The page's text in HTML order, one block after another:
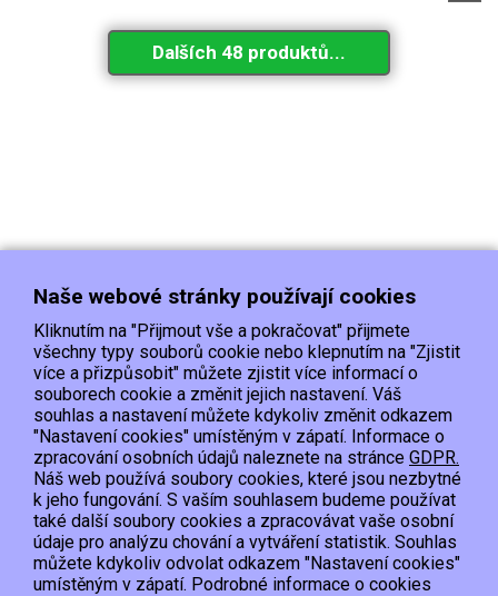
Dalších 48 produktů...
Doprava Platba
Kontakt/Reklamace
Obchodní podmínky
Ochrana os.údajů
EET :Podle zákona o evidenci tržeb je prodávající povinen vystavit kupujícímu
Zároveň je povinen zaevidovat přijatou tržbu u správce daně online; v případě
technického výpadku pak nejpozději do 48 hodin.
Naše webové stránky používají cookies
Kliknutím na "Přijmout vše a pokračovat" přijmete
všechny typy souborů cookie nebo klepnutím na "Zjistit
více a přizpůsobit" můžete zjistit více informací o
souborech cookie a změnit jejich nastavení. Váš
souhlas a nastavení můžete kdykoliv změnit odkazem
"Nastavení cookies" umístěným v zápatí. Informace o
zpracování osobních údajů naleznete na stránce GDPR.
Náš web používá soubory cookies, které jsou nezbytné
k jeho fungování. S vaším souhlasem budeme používat
také další soubory cookies a zpracovávat vaše osobní
údaje pro analýzu chování a vytváření statistik. Souhlas
můžete kdykoliv odvolat odkazem "Nastavení cookies"
umístěným v zápatí. Podrobné informace o cookies